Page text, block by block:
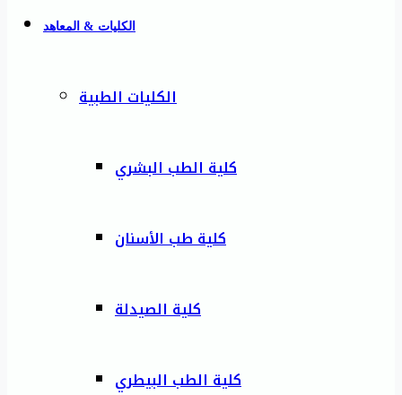
الكليات & المعاهد
الكليات الطبية
كلية الطب البشري
كلية طب الأسنان
كلية الصيدلة
كلية الطب البيطري